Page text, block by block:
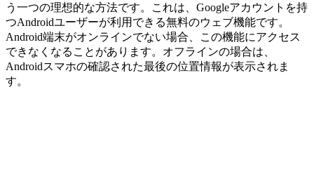
う一つの理想的な方法です。これは、Googleアカウントを持
つAndroidユーザーが利用できる無料のウェブ機能です。
Android端末がオンラインでない場合、この機能にアクセス
できなくなることがあります。オフラインの場合は、
Androidスマホの確認された最後の位置情報が表示されま
す。